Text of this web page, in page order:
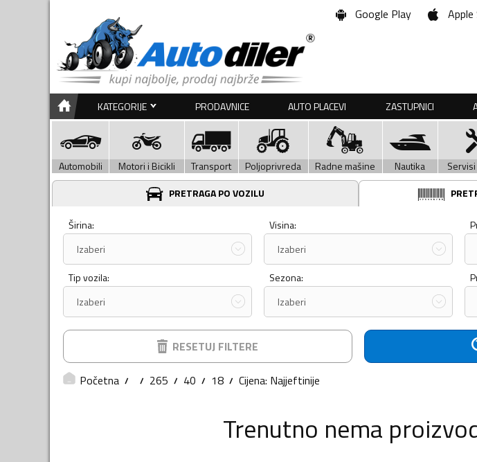
Google Play
KATEGORIJE PRODAVNICE AUTO PLACEVI ZASTUPNICI
Automobili Motori i Bicikli Transport Poljoprivreda Radne mašine Nautika
PRETRAGA PO VOZILU
Širina:
Izaberi
Visina:
Izaberi
Tip vozila:
Izaberi
Sezona:
Izaberi
RESETUJ FILTERE
Početna 265 40 18 Cijena: Najjeftinije
Trenutno nema